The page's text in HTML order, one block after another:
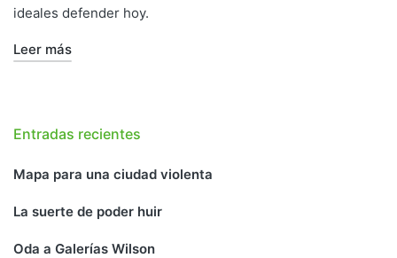
ideales defender hoy.
Leer más
Entradas recientes
Mapa para una ciudad violenta
La suerte de poder huir
Oda a Galerías Wilson